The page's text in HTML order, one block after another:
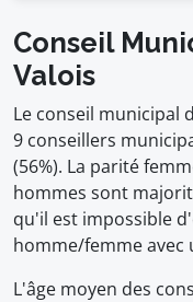
Conseil
Valois
Le conseil municipal
9 conseillers
(56%). La parité
hommes sont
qu'il est impossible
homme/femme avec
L'âge moyen des